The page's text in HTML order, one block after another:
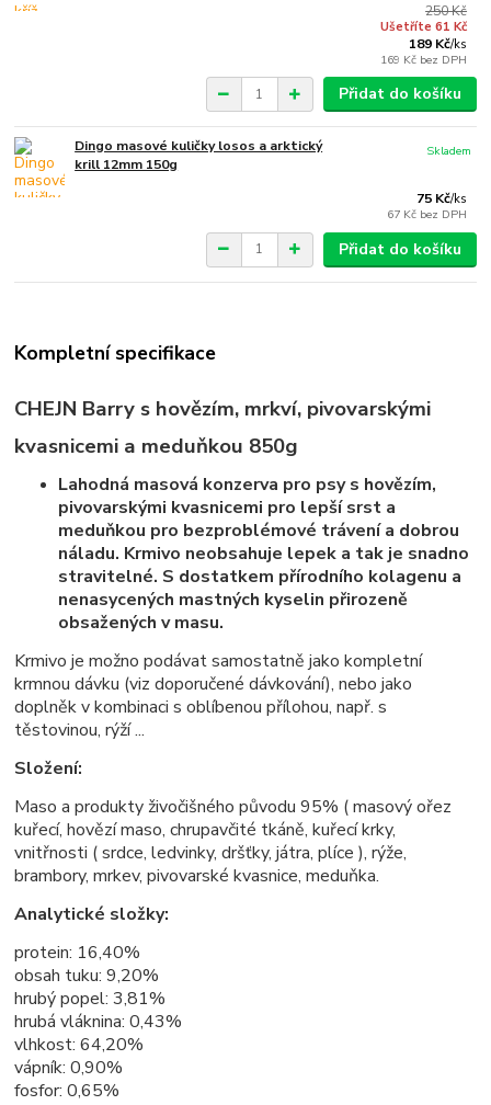
250 Kč
Ušetříte 61 Kč
189 Kč/ks
169 Kč bez DPH
Přidat do košíku
Dingo masové kuličky losos a arktický
krill 12mm 150g
75 Kč/ks
67 Kč bez DPH
Skladem
Přidat do košíku
Kompletní specifikace
CHEJN Barry s hovězím, mrkví, pivovarskými
kvasnicemi a meduňkou 850g
Lahodná masová konzerva pro psy s hovězím,
pivovarskými kvasnicemi pro lepší srst a
meduňkou pro bezproblémové trávení a dobrou
náladu. Krmivo neobsahuje lepek a tak je snadno
stravitelné. S dostatkem přírodního kolagenu a
nenasycených mastných kyselin přirozeně
obsažených v masu.
Krmivo je možno podávat samostatně jako kompletní
krmnou dávku (viz doporučené dávkování), nebo jako
doplněk v kombinaci s oblíbenou přílohou, např. s
těstovinou, rýží ...
Složení:
Maso a produkty živočišného původu 95% ( masový ořez
kuřecí, hovězí maso, chrupavčité tkáně, kuřecí krky,
vnitřnosti ( srdce, ledvinky, dršťky, játra, plíce ), rýže,
brambory, mrkev, pivovarské kvasnice, meduňka.
Analytické složky:
protein: 16,40%
obsah tuku: 9,20%
hrubý popel: 3,81%
hrubá vláknina: 0,43%
vlhkost: 64,20%
vápník: 0,90%
fosfor: 0,65%